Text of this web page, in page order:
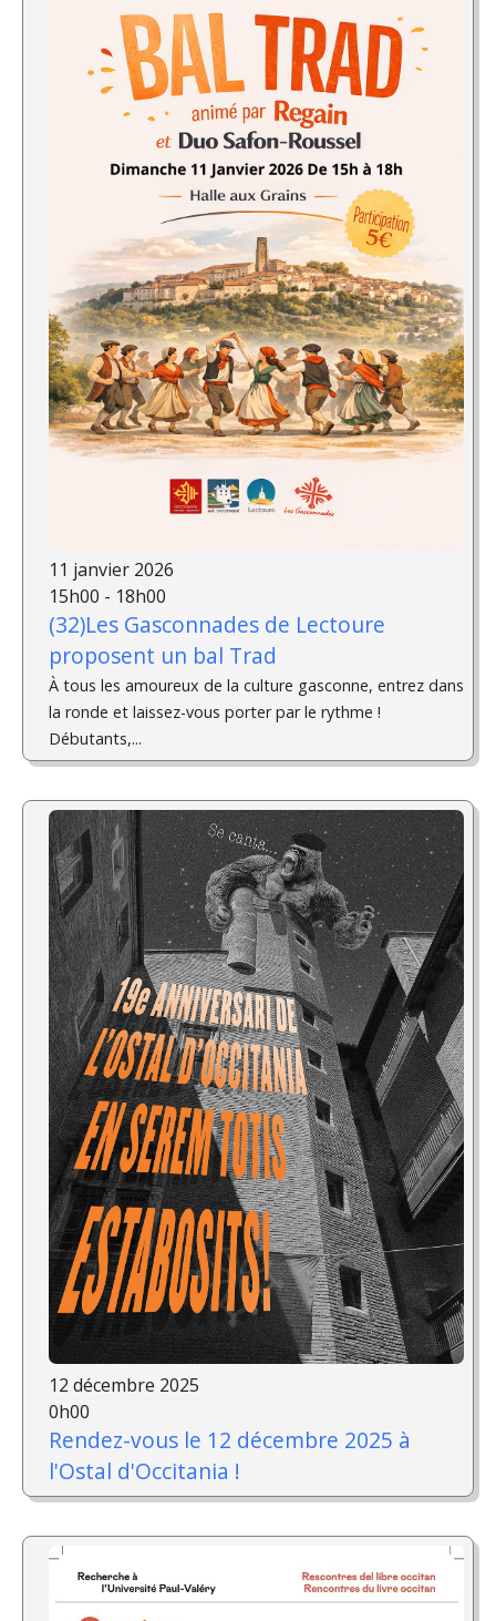
11 janvier 2026
15h00 - 18h00
(32)Les Gasconnades de Lectoure
proposent un bal Trad
À tous les amoureux de la culture gasconne, entrez dans
la ronde et laissez-vous porter par le rythme !
Débutants,...
12 décembre 2025
0h00
Rendez-vous le 12 décembre 2025 à
l'Ostal d'Occitania !